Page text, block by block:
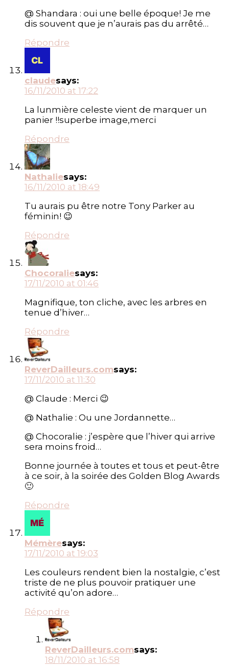
@ Shandara : oui une belle époque! Je me
dis souvent que je n’aurais pas du arrêté…
Répondre
claudesays:
16/11/2010 at 17:22
La lunmière celeste vient de marquer un
panier !!superbe image,merci
Répondre
Nathaliesays:
16/11/2010 at 18:49
Tu aurais pu être notre Tony Parker au
féminin! 😉
Répondre
Chocoraliesays:
17/11/2010 at 01:46
Magnifique, ton cliche, avec les arbres en
tenue d’hiver…
Répondre
ReverDailleurs.comsays:
17/11/2010 at 11:30
@ Claude : Merci 😉
@ Nathalie : Ou une Jordannette…
@ Chocoralie : j’espère que l’hiver qui arrive
sera moins froid…
Bonne journée à toutes et tous et peut-être
à ce soir, à la soirée des Golden Blog Awards
🙂
Répondre
Mémèresays:
17/11/2010 at 19:03
Les couleurs rendent bien la nostalgie, c’est
triste de ne plus pouvoir pratiquer une
activité qu’on adore…
Répondre
ReverDailleurs.comsays:
18/11/2010 at 16:58